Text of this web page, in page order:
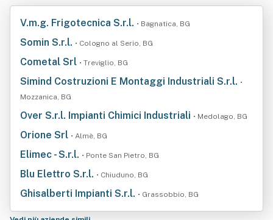
V.m.g. Frigotecnica S.r.l. • Bagnatica, BG
Somin S.r.l. • Cologno al Serio, BG
Cometal Srl • Treviglio, BG
Simind Costruzioni E Montaggi Industriali S.r.l. •
Mozzanica, BG
Over S.r.l. Impianti Chimici Industriali • Medolago, BG
Orione Srl • Almè, BG
Elimec - S.r.l. • Ponte San Pietro, BG
Blu Elettro S.r.l. • Chiuduno, BG
Ghisalberti Impianti S.r.l. • Grassobbio, BG